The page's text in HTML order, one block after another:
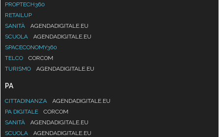
PROPTECH360
RETAILUP
SANITÀ
AGENDADIGITALE.EU
SCUOLA
AGENDADIGITALE.EU
SPACECONOMY360
TELCO
CORCOM
TURISMO
AGENDADIGITALE.EU
PA
CITTADINANZA
AGENDADIGITALE.EU
PA DIGITALE
CORCOM
SANITÀ
AGENDADIGITALE.EU
SCUOLA
AGENDADIGITALE.EU